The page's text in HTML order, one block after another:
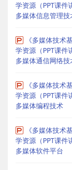
学资源（PPT课件
多媒体信息管理技
《多媒体技术
学资源（PPT课件
多媒体通信网络技
《多媒体技术
学资源（PPT课件
多媒体编程技术
《多媒体技术
学资源（PPT课件
多媒体软件平台